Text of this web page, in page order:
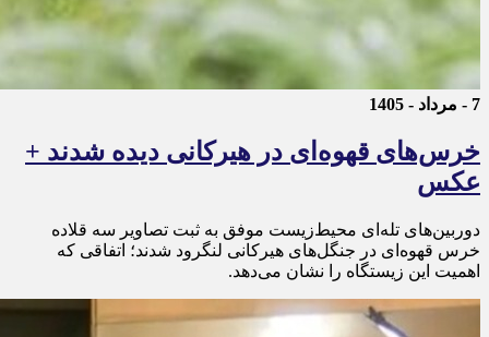
7 - مرداد - 1405
خرس‌های قهوه‌ای در هیرکانی دیده شدند +
عکس
دوربین‌های تله‌ای محیط‌زیست موفق به ثبت تصاویر سه قلاده
خرس قهوه‌ای در جنگل‌های هیرکانی لنگرود شدند؛ اتفاقی که
اهمیت این زیستگاه را نشان می‌دهد.